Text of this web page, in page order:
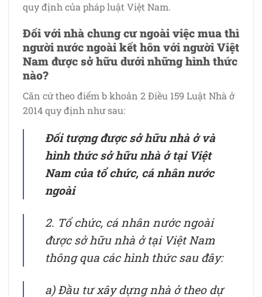
quy định của pháp luật Việt Nam.
Đối với nhà chung cư ngoài việc mua thì
người nước ngoài kết hôn với người Việt
Nam được sở hữu dưới những hình thức
nào?
Căn cứ theo điểm b khoản 2 Điều 159 Luật Nhà ở
2014 quy định như sau:
Đối tượng được sở hữu nhà ở và
hình thức sở hữu nhà ở tại Việt
Nam của tổ chức, cá nhân nước
ngoài
2. Tổ chức, cá nhân nước ngoài
được sở hữu nhà ở tại Việt Nam
thông qua các hình thức sau đây:
a) Đầu tư xây dựng nhà ở theo dự